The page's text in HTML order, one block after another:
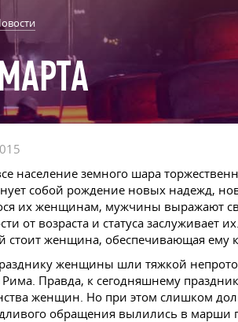
население земного шара
собой рождение новых надежд,
их женщинам, мужчины выражают
от возраста и статуса
стоит женщина, обеспечивающая ему
женщины шли тяжкой
Правда, к сегодняшнему
женщин. Но при этом слишком
обращения вылились в марши